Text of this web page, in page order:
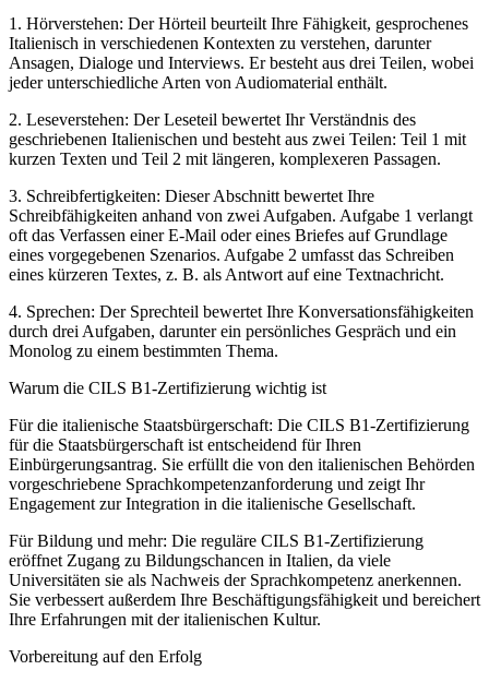
1. Hörverstehen: Der Hörteil beurteilt Ihre Fähigkeit, gesprochenes
Italienisch in verschiedenen Kontexten zu verstehen, darunter
Ansagen, Dialoge und Interviews. Er besteht aus drei Teilen, wobei
jeder unterschiedliche Arten von Audiomaterial enthält.
2. Leseverstehen: Der Leseteil bewertet Ihr Verständnis des
geschriebenen Italienischen und besteht aus zwei Teilen: Teil 1 mit
kurzen Texten und Teil 2 mit längeren, komplexeren Passagen.
3. Schreibfertigkeiten: Dieser Abschnitt bewertet Ihre
Schreibfähigkeiten anhand von zwei Aufgaben. Aufgabe 1 verlangt
oft das Verfassen einer E‑Mail oder eines Briefes auf Grundlage
eines vorgegebenen Szenarios. Aufgabe 2 umfasst das Schreiben
eines kürzeren Textes, z. B. als Antwort auf eine Textnachricht.
4. Sprechen: Der Sprechteil bewertet Ihre Konversationsfähigkeiten
durch drei Aufgaben, darunter ein persönliches Gespräch und ein
Monolog zu einem bestimmten Thema.
Warum die CILS B1-Zertifizierung wichtig ist
Für die italienische Staatsbürgerschaft: Die CILS B1-Zertifizierung
für die Staatsbürgerschaft ist entscheidend für Ihren
Einbürgerungsantrag. Sie erfüllt die von den italienischen Behörden
vorgeschriebene Sprachkompetenzanforderung und zeigt Ihr
Engagement zur Integration in die italienische Gesellschaft.
Für Bildung und mehr: Die reguläre CILS B1-Zertifizierung
eröffnet Zugang zu Bildungschancen in Italien, da viele
Universitäten sie als Nachweis der Sprachkompetenz anerkennen.
Sie verbessert außerdem Ihre Beschäftigungsfähigkeit und bereichert
Ihre Erfahrungen mit der italienischen Kultur.
Vorbereitung auf den Erfolg